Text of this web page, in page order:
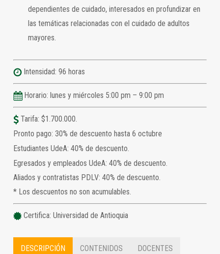
dependientes de cuidado, interesados en profundizar en
las temáticas relacionadas con el cuidado de adultos
mayores.
Intensidad: 96 horas
Horario: lunes y miércoles 5:00 pm – 9:00 pm
Tarifa: $1.700.000.
Pronto pago: 30% de descuento hasta 6 octubre
Estudiantes UdeA: 40% de descuento.
Egresados y empleados UdeA: 40% de descuento.
Aliados y contratistas PDLV: 40% de descuento.
* Los descuentos no son acumulables.
Certifica: Universidad de Antioquia
DESCRIPCIÓN CONTENIDOS DOCENTES